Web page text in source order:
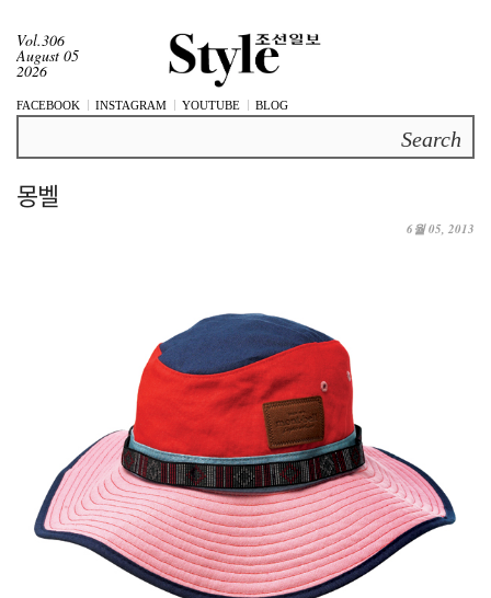
Vol.306
August 05
2026
FACEBOOK INSTAGRAM YOUTUBE BLOG
몽벨
6월 05, 2013